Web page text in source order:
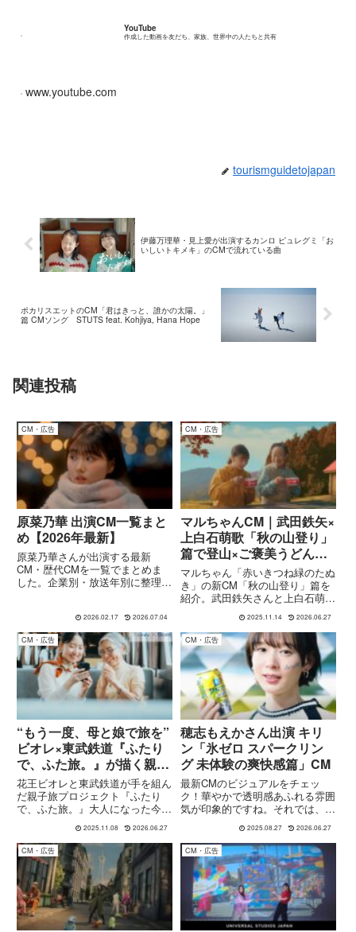
YouTube
作成した動画を友だち、家族、世界中の人たちと共有
www.youtube.com
tourismguidetojapan
伊藤万理華・見上愛が出演するカンロ ピュレグミ「お
いしいトキメキ」のCMで流れている曲
ポカリスエットのCM「君はきっと、誰かの太陽。」
篇 CMソング STUTS feat. Kohjiya, Hana Hope
関連投稿
CM・広告
原菜乃華 出演CM一覧まと
め【2026年最新】
原菜乃華さんが出演する最新
CM・歴代CMを一覧でまとめま
した。企業別・放送年別に整理
情報をまとめて知りたい方はぜひ
参考にしてください。※本記事は
随時更新しています。新たな出演
CMが...
2026.02.17 2026.07.04
CM・広告
マルちゃんCM｜武田鉄矢×
上白石萌歌「秋の山登り」
篇で登山×ご褒美うどん＆
そば
マルちゃん「赤いきつね緑のたぬ
き」の新CM「秋の山登り」篇を
紹介。武田鉄矢さんと上白石萌歌
さんが紅葉の山道を登り、頂上前
で熱々のカップ麺を味わう“登山
ご褒美”。
2025.11.14 2026.06.27
CM・広告
“もう一度、母と娘で旅を”
ビオレ×東武鉄道『ふたり
で、ふた旅。』が描く親子
旅
花王ビオレと東武鉄道が手を組ん
だ親子旅プロジェクト『ふたり
で、ふた旅。』大人になった今だ
からこそ、「また一緒に出かけた
い」と思う母と娘、あるいは親子
のために企画されたキャンペーン
の背景・内容・広告展開を解説し
ます。
2025.11.08 2026.06.27
CM・広告
穂志もえかさん出演 キリ
ン「氷ゼロ スパークリン
グ 未体験の爽快感篇」CM
最新CMのビジュアルをチェッ
ク！華やかで透明感あふれる雰囲
気が印象的ですね。それでは、キ
リン「氷ゼロ スパークリング 未
体験の爽快感篇」CMの詳しい内
容をお伝えします。CMハイライ
トCM概要とキャスト商品名：
「キリン 氷ゼロ スパークリン
グ...
2025.08.27 2026.06.27
CM・広告 CM・広告